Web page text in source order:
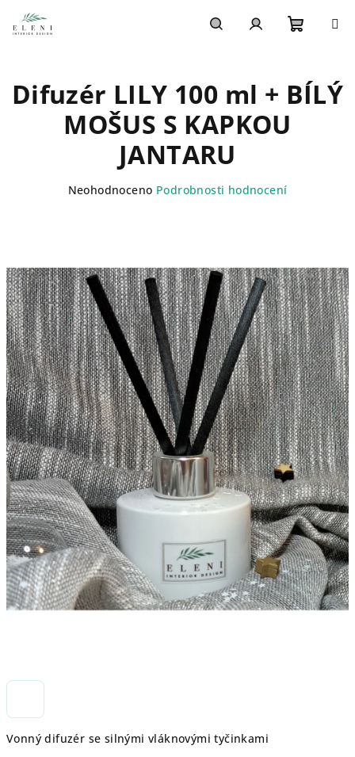
na
obsah
košík
Vonný difuzér se silnými vláknovými tyčinkami
Difuzér LILY 100 ml + BÍLÝ
MOŠUS S KAPKOU
JANTARU
Průměrné
z
5
hvězdiček.
Neohodnoceno Podrobnosti hodnocení